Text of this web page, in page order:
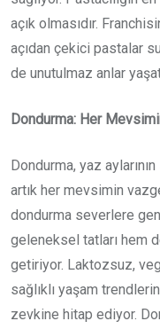
açık olmasıdır.
açıdan çekici pastalar
de unutulmaz anlar
Dondurma: Her
Dondurma, yaz
artık her mevsimin
dondurma severlere
geleneksel tatları hem
getiriyor. Laktozsuz,
sağlıklı yaşam
zevkine hitap ediyor.